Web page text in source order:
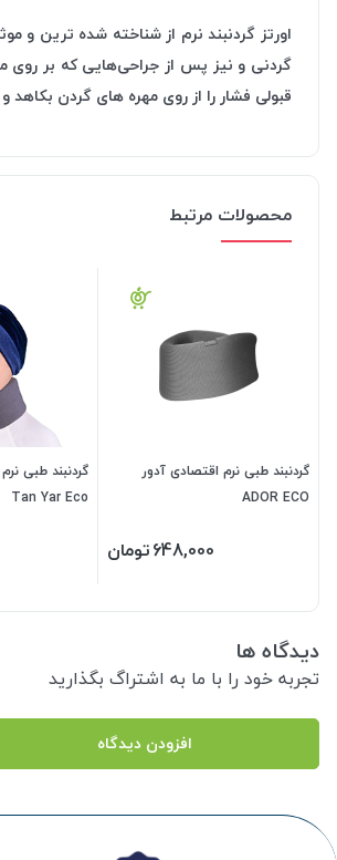
اورتز گردنبند نرم از شناخته شده ترین
گردنی و نیز پس از جراحی‌هایی که بر روی
قبولی فشار را از روی مهره های گردن بکاهد
محصولات مرتبط
گردنبند طبی نرم اقتصادی آدور
ADOR ECO
648,000تومان
گردنبند طبی
Tan Yar Eco
دیدگاه ها
تجربه خود را با ما به اشتراگ بگذارید
افزودن دیدگاه